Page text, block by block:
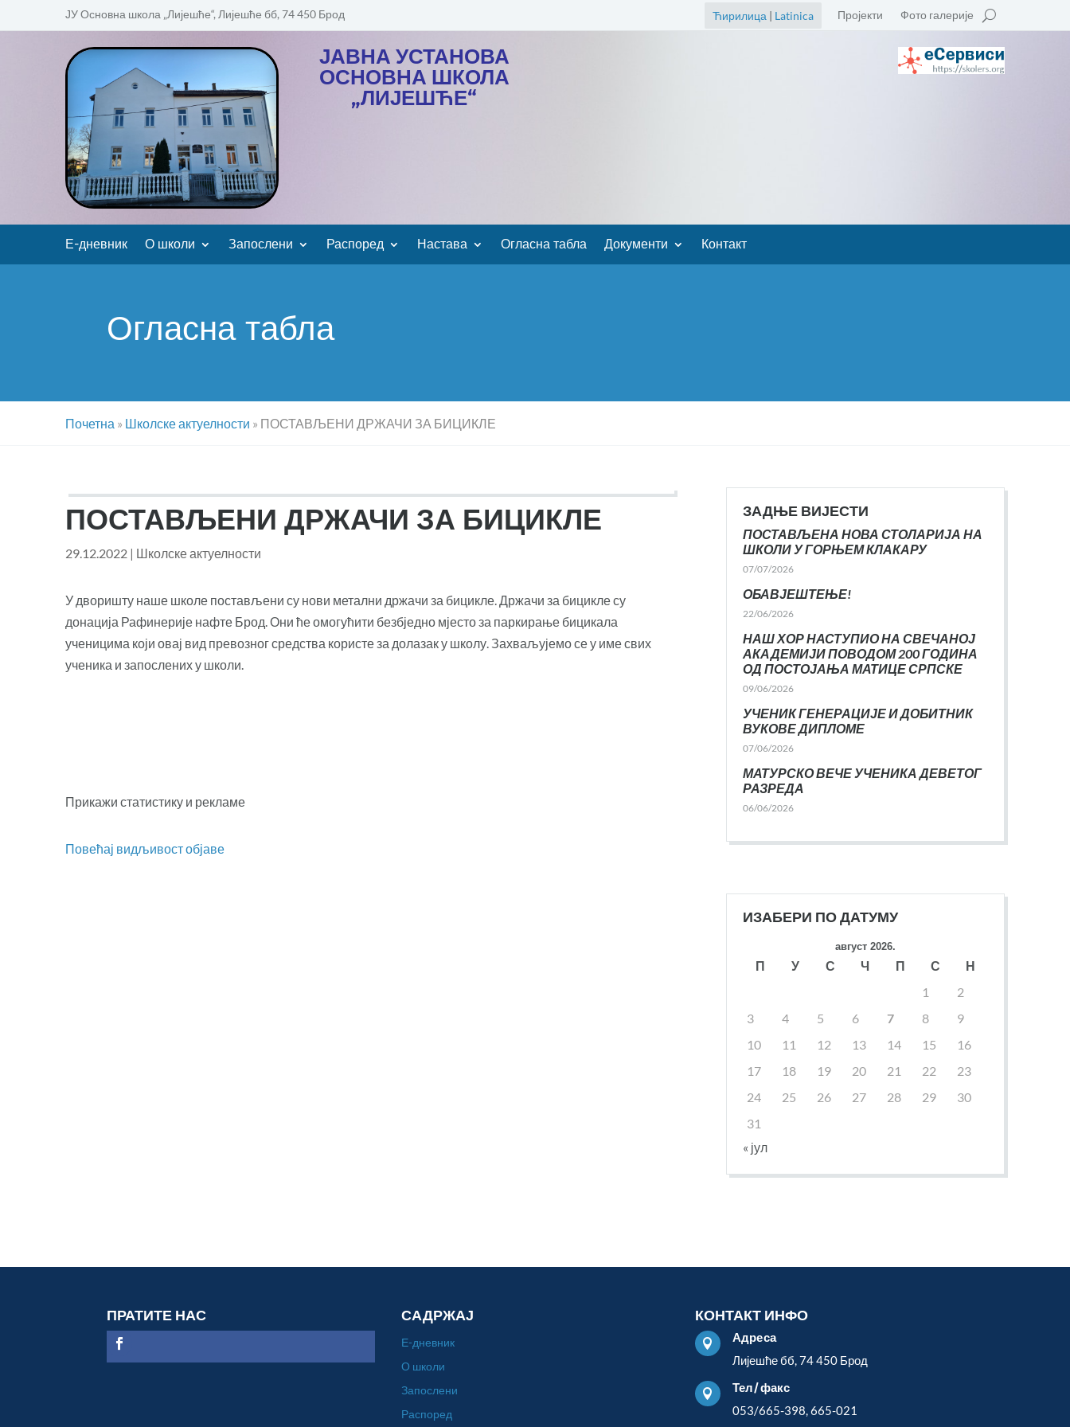
ЈУ Основна школа „Лијешће“, Лијешће бб, 74 450 Брод Пројекти Фото галерије
Ћирилица | Latinica
ЈАВНА УСТАНОВА
ОСНОВНА ШКОЛА
„ЛИЈЕШЋЕ“
Е-дневник О школи Запослени Распоред Настава Огласна табла Документи Контакт
Огласна табла
Почетна » Школске актуелности » ПОСТАВЉЕНИ ДРЖАЧИ ЗА БИЦИКЛЕ
ПОСТАВЉЕНИ ДРЖАЧИ ЗА БИЦИКЛЕ
29.12.2022 | Школске актуелности
У дворишту наше школе постављени су нови метални држачи за бицикле. Држачи за бицикле су
донација Рафинерије нафте Брод. Они ће омогућити безбједно мјесто за паркирање бицикала
ученицима који овај вид превозног средства користе за долазак у школу. Захваљујемо се у име свих
ученика и запослених у школи.
Прикажи статистику и рекламе
Повећај видљивост објаве
ЗАДЊЕ ВИЈЕСТИ
ПОСТАВЉЕНА НОВА СТОЛАРИЈА НА
ШКОЛИ У ГОРЊЕМ КЛАКАРУ
07/07/2026
ОБАВЈЕШТЕЊЕ!
22/06/2026
НАШ ХОР НАСТУПИО НА СВЕЧАНОЈ
АКАДЕМИЈИ ПОВОДОМ 200 ГОДИНА
ОД ПОСТОЈАЊА МАТИЦЕ СРПСКЕ
09/06/2026
УЧЕНИК ГЕНЕРАЦИЈЕ И ДОБИТНИК
ВУКОВЕ ДИПЛОМЕ
07/06/2026
МАТУРСКО ВЕЧЕ УЧЕНИКА ДЕВЕТОГ
РАЗРЕДА
06/06/2026
ИЗАБЕРИ ПО ДАТУМУ
август 2026.
П У С Ч П С
Н
1
2
3
4 5 6 7 8
9
10
11 12 13 14 15
16
17
18 19 20 21 22
23
24
25 26 27 28 29
30
31
« јул
ПРАТИТЕ НАС САДРЖАЈ
Е-дневник
О школи
Запослени
Распоред
КОНТАКТ ИНФО

Адреса
Лијешће бб, 74 450 Брод

Тел/факс
053/665-398, 665-021